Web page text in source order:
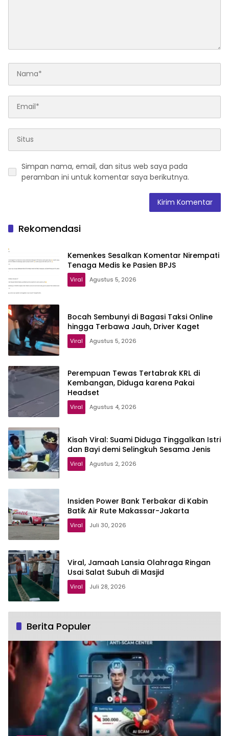
Simpan nama, email, dan situs web saya pada
peramban ini untuk komentar saya berikutnya.
Rekomendasi
Kemenkes Sesalkan Komentar Nirempati
Tenaga Medis ke Pasien BPJS
Viral Agustus 5, 2026
Bocah Sembunyi di Bagasi Taksi Online
hingga Terbawa Jauh, Driver Kaget
Viral Agustus 5, 2026
Perempuan Tewas Tertabrak KRL di
Kembangan, Diduga karena Pakai
Headset
Viral Agustus 4, 2026
Kisah Viral: Suami Diduga Tinggalkan Istri
dan Bayi demi Selingkuh Sesama Jenis
Viral Agustus 2, 2026
Insiden Power Bank Terbakar di Kabin
Batik Air Rute Makassar-Jakarta
Viral Juli 30, 2026
Viral, Jamaah Lansia Olahraga Ringan
Usai Salat Subuh di Masjid
Viral Juli 28, 2026
Berita Populer